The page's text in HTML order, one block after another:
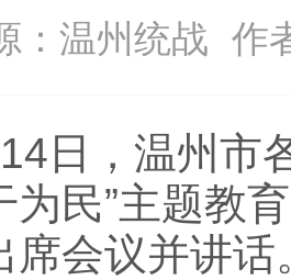
：温州统战 作
，温州市各
为民”主题教
席会议并讲话